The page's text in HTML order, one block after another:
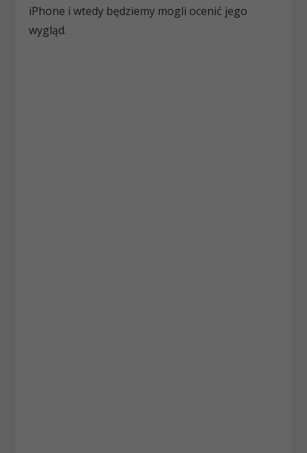
iPhone i wtedy będziemy mogli ocenić jego
wygląd.